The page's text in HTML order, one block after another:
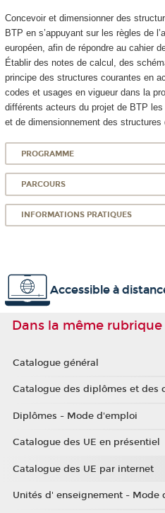
Concevoir et dimensionner des
BTP en s’appuyant sur les règles de
européen, afin de répondre au cahier
Établir des notes de calcul, des
principe des structures courantes en
codes et usages en vigueur dans la
différents acteurs du projet de BTP
et de dimensionnement des structures
PROGRAMME
PARCOURS
INFORMATIONS PRATIQUES
Accessible à
Dans la même rubrique
Catalogue général
Catalogue des diplômes et des
Diplômes - Mode d'emploi
Catalogue des UE en présentiel
Catalogue des UE par internet
Unités d' enseignement - Mode